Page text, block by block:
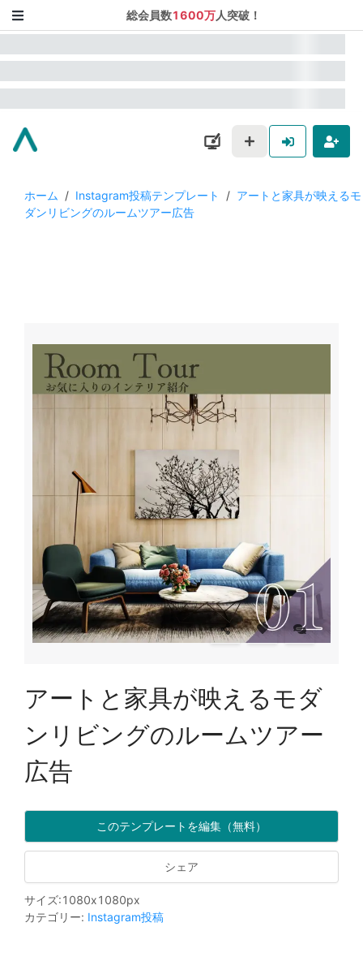
総会員数1600万人突破！
ホーム / Instagram投稿テンプレート / アートと家具が映えるモ
ダンリビングのルームツアー広告
アートと家具が映えるモダ
ンリビングのルームツアー
広告
このテンプレートを編集（無料）
シェア
サイズ:1080x1080px
カテゴリー: Instagram投稿